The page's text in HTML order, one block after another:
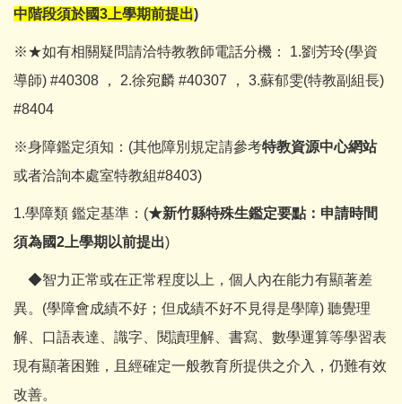
中階段須於國3上學期前提出)
※★如有相關疑問請洽特教教師電話分機： 1.劉芳玲(學資
導師) #40308 ， 2.徐宛麟 #40307 ， 3.蘇郁雯(特教副組長)
#8404
※身障鑑定須知：(其他障別規定請參考特教資源中心網站
或者洽詢本處室特教組#8403)
1.學障類 鑑定基準：(★新竹縣特殊生鑑定要點：申請時間
須為國2上學期以前提出)
◆智力正常或在正常程度以上，個人內在能力有顯著差
異。(學障會成績不好；但成績不好不見得是學障) 聽覺理
解、口語表達、識字、閱讀理解、書寫、數學運算等學習表
現有顯著困難，且經確定一般教育所提供之介入，仍難有效
改善。